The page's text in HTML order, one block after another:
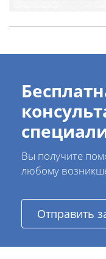
Вы получите
любому
Отправить